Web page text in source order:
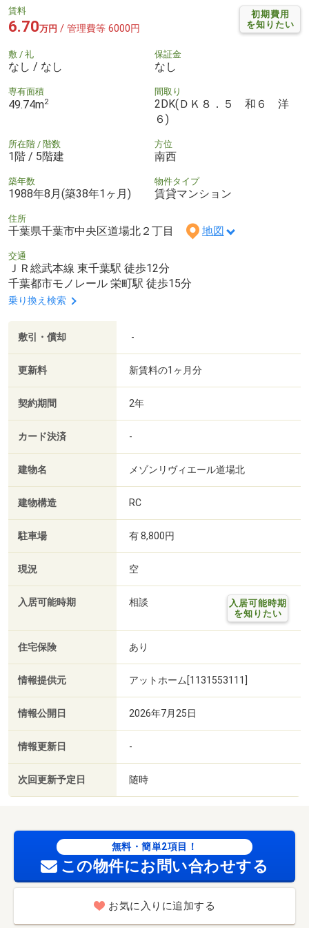
初期費用
を知りたい
賃料
6.70万円 / 管理費等 6000円
敷 / 礼
なし / なし
保証金
なし
専有面積
49.74m2
間取り
2DK(ＤＫ８．５ 和６ 洋
６)
所在階 / 階数
1階 / 5階建
方位
南西
築年数
1988年8月(築38年1ヶ月)
物件タイプ
賃貸マンション
住所
千葉県千葉市中央区道場北２丁目 地図
交通
ＪＲ総武本線 東千葉駅 徒歩12分
千葉都市モノレール 栄町駅 徒歩15分
乗り換え検索
敷引・償却 -
更新料 新賃料の1ヶ月分
契約期間 2年
カード決済 -
建物名 メゾンリヴィエール道場北
建物構造 RC
駐車場 有 8,800円
現況 空
入居可能時期 相談
入居可能時期
を知りたい
住宅保険 あり
情報提供元 アットホーム[1131553111]
情報公開日 2026年7月25日
情報更新日 -
次回更新予定日 随時
無料・簡単2項目！
この物件にお問い合わせする
お気に入りに追加する